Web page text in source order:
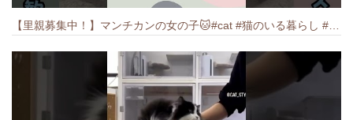
【里親募集中！】マンチカンの女の子🐱#cat #猫のいる暮らし #ねこ #munchkin #里親募集中